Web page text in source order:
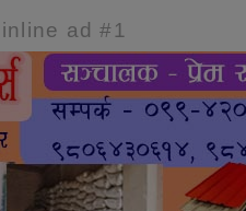
ad #1